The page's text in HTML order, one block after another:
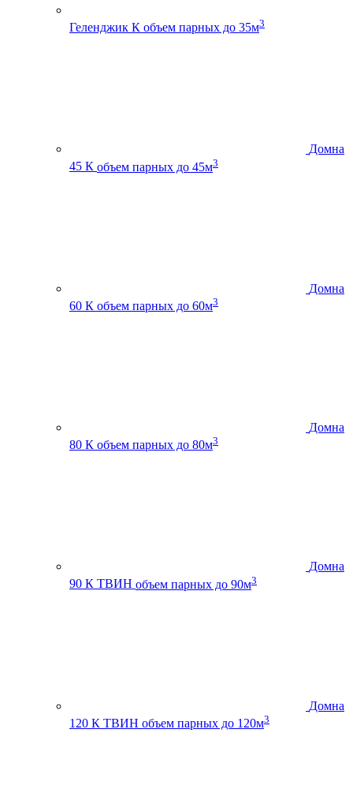
Геленджик К объем парных до 35м3
Домна
45 К объем парных до 45м3
Домна
60 К объем парных до 60м3
Домна
80 К объем парных до 80м3
Домна
90 К ТВИН объем парных до 90м3
Домна
120 К ТВИН объем парных до 120м3